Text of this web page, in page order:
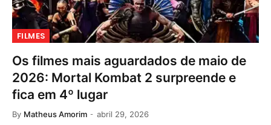
FILMES
Os filmes mais aguardados de maio de
2026: Mortal Kombat 2 surpreende e
fica em 4º lugar
By Matheus Amorim abril 29, 2026